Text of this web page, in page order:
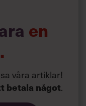
som i
en
våra artiklar!
betala något.